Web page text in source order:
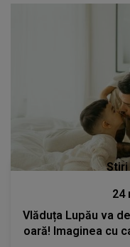
Stiri
24
Vlăduța Lupău va
oară! Imaginea cu